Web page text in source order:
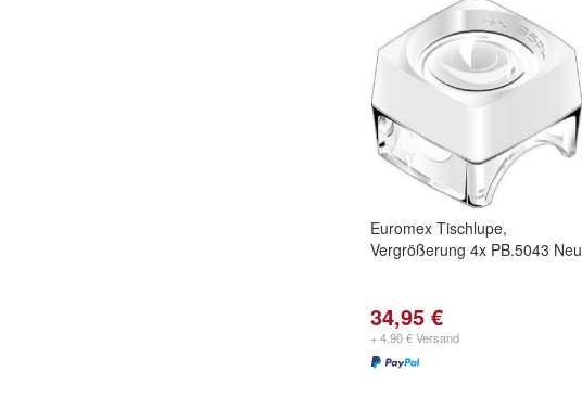
Euromex Tischlupe,
Vergrößerung 4x PB.5043 Neu
34,95 €
+ 4,90 € Versand